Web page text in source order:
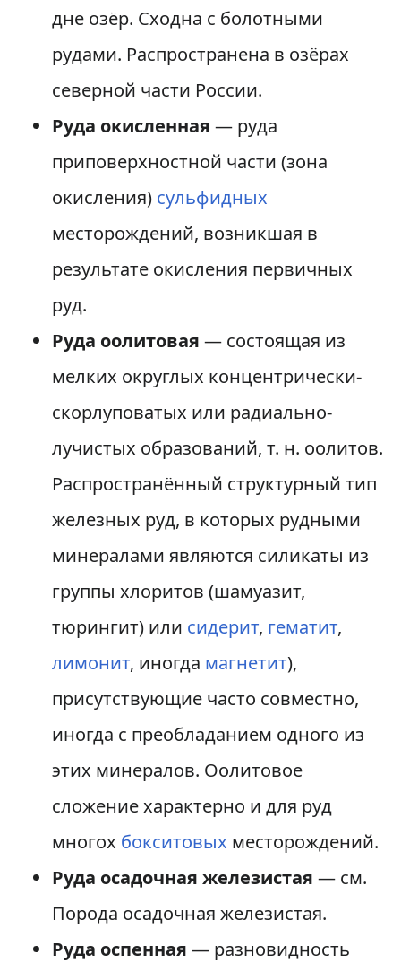
дне озёр. Сходна с болотными
рудами. Распространена в озёрах
северной части России.
Руда окисленная — руда
приповерхностной части (зона
окисления) сульфидных
месторождений, возникшая в
результате окисления первичных
руд.
Руда оолитовая — состоящая из
мелких округлых концентрически-
скорлуповатых или радиально-
лучистых образований, т. н. оолитов.
Распространённый структурный тип
железных руд, в которых рудными
минералами являются силикаты из
группы хлоритов (шамуазит,
тюрингит) или сидерит, гематит,
лимонит, иногда магнетит),
присутствующие часто совместно,
иногда с преобладанием одного из
этих минералов. Оолитовое
сложение характерно и для руд
многох бокситовых месторождений.
Руда осадочная железистая — см.
Порода осадочная железистая.
Руда оспенная — разновидность